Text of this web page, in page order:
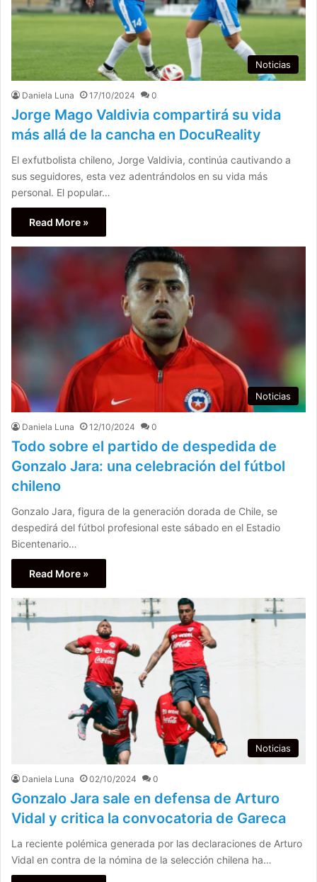
Noticias
Daniela Luna 17/10/2024 0
Jorge Mago Valdivia compartirá su vida
más allá de la cancha en DocuReality
El exfutbolista chileno, Jorge Valdivia, continúa cautivando a
sus seguidores, esta vez adentrándolos en su vida más
personal. El popular…
Read More »
Noticias
Daniela Luna 12/10/2024 0
Todo sobre el partido de despedida de
Gonzalo Jara: una celebración del fútbol
chileno
Gonzalo Jara, figura de la generación dorada de Chile, se
despedirá del fútbol profesional este sábado en el Estadio
Bicentenario…
Read More »
Noticias
Daniela Luna 02/10/2024 0
Gonzalo Jara sale en defensa de Arturo
Vidal y critica la convocatoria de Gareca
La reciente polémica generada por las declaraciones de Arturo
Vidal en contra de la nómina de la selección chilena ha…